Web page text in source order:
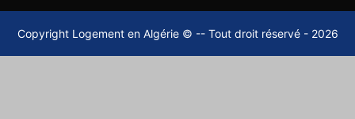
Copyright Logement en Algérie © -- Tout droit réservé - 2026